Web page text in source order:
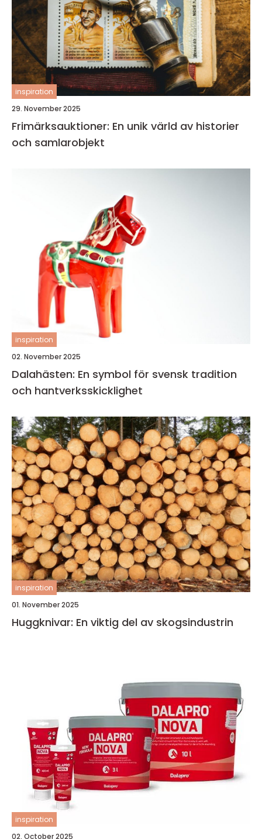
inspiration
29. November 2025
Frimärksauktioner: En unik värld av historier
och samlarobjekt
inspiration
02. November 2025
Dalahästen: En symbol för svensk tradition
och hantverksskicklighet
inspiration
01. November 2025
Huggknivar: En viktig del av skogsindustrin
inspiration
02. October 2025